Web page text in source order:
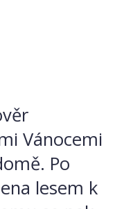
Vánocemi
Po
lesem k